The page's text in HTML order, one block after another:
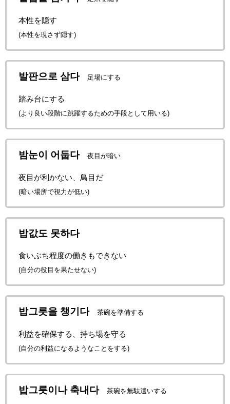
本性を隠す
(本性を現さず隠す)
발판으로 삼다 足場にする
踏み台にする
(より良い段階に跳躍するための手段として用いる)
밤눈이 어둡다 夜目が暗い
夜目が利かない、鳥目だ
(暗い場所で視力が低い)
밥값도 못하다
食いぶち程度の働きもできない
(自分の役目を果たせない)
밥그릇을 챙기다 茶碗を準備する
利益を確保する、持ち場を守る
(自分の利益になるようなことをする)
밥그릇이나 축내다 茶碗を無駄遣いする